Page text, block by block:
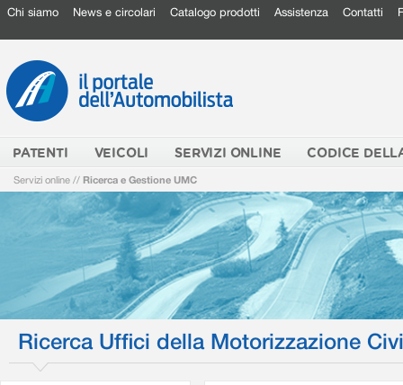
Chi siamo News e circolari Catalogo prodotti Assistenza Contatti
PATENTI VEICOLI SERVIZI ONLINE CODICE
Servizi online // Ricerca e Gestione UMC
Ricerca Uffici della Motorizzazione